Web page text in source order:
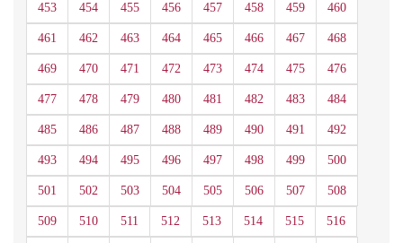
453 454 455 456 457 458 459 460
461 462 463 464 465 466 467 468
469 470 471 472 473 474 475 476
477 478 479 480 481 482 483 484
485 486 487 488 489 490 491 492
493 494 495 496 497 498 499 500
501 502 503 504 505 506 507 508
509 510 511 512 513 514 515 516